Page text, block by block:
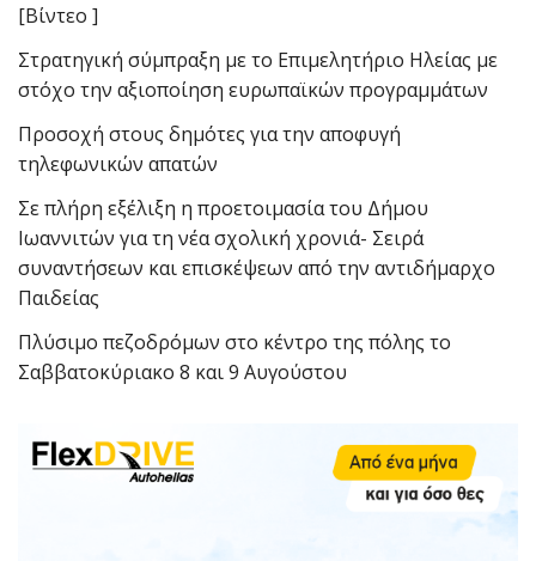
[Βίντεο ]
Στρατηγική σύμπραξη με το Επιμελητήριο Ηλείας με
στόχο την αξιοποίηση ευρωπαϊκών προγραμμάτων
Προσοχή στους δημότες για την αποφυγή
τηλεφωνικών απατών
Σε πλήρη εξέλιξη η προετοιμασία του Δήμου
Ιωαννιτών για τη νέα σχολική χρονιά- Σειρά
συναντήσεων και επισκέψεων από την αντιδήμαρχο
Παιδείας
Πλύσιμο πεζοδρόμων στο κέντρο της πόλης το
Σαββατοκύριακο 8 και 9 Αυγούστου